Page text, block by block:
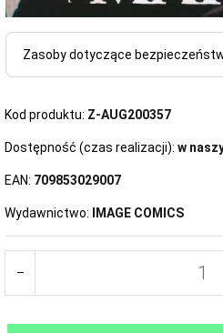
Zasoby dotyczące
Kod produktu: Z-AUG200357
Dostępność (czas realizacji): w
EAN: 709853029007
Wydawnictwo: IMAGE COMICS